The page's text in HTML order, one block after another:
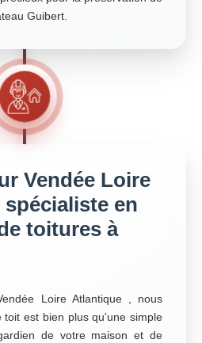
Guibert.
Vendée Loire
en
toitures à
Loire Atlantique , nous
toit est bien plus qu'une simple
de votre maison et de